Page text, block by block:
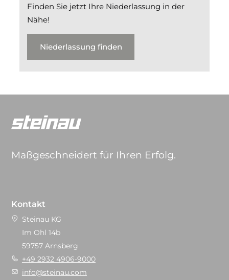
Finden Sie jetzt Ihre Niederlassung in der
Nähe!
Niederlassung finden
Maßgeschneidert für Ihren Erfolg.
Kontakt
Steinau KG
Im Ohl 14b
59757 Arnsberg
+49 2932 4906-9000
info@steinau.com